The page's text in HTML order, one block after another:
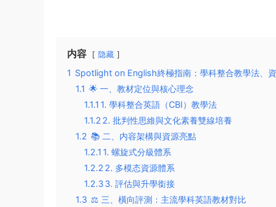
内容 隐藏
1 Spotlight on English終極指南：學科整合教學法、
1.1 🌟 ​一、教材定位與核心理念​
1.1.1 ​1. 學科整合英語（CBI）教學法​
1.1.2 ​2. 批判性思維與文化素養雙線培養​
1.2 📚 ​二、内容架構與資源亮點​
1.2.1 ​1. 螺旋式分級體系​
1.2.2 ​2. 多模态資源體系​
1.2.3 ​3. 評估與升學銜接​
1.3 ⚖️ ​三、橫向評測：主流學科英語教材對比​